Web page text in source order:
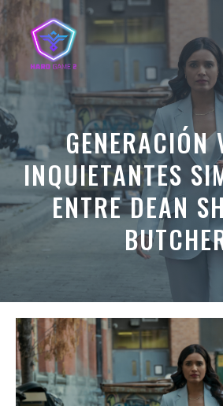
Saltar
contenido
GENERACIÓN
INQUIETANTES
ENTRE DEAN